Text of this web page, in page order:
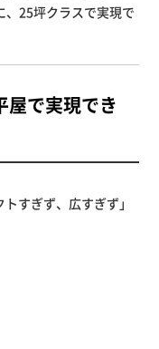
、25坪クラスで実現で
で実現でき
すぎず、広すぎず」